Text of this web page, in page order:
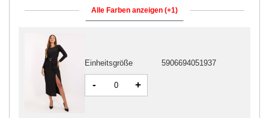
Alle Farben anzeigen (+1)
Einheitsgröße 5906694051937
- +